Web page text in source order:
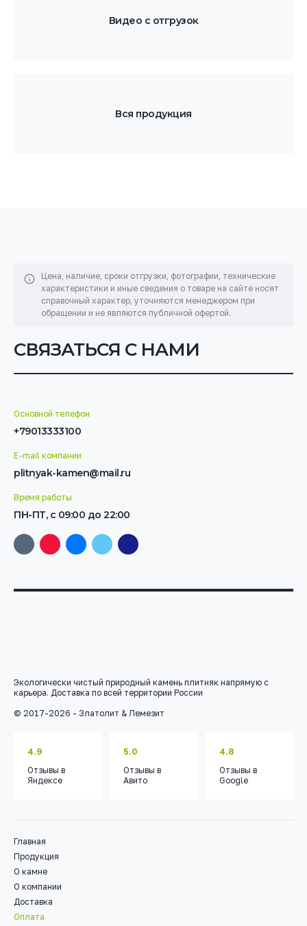
Видео с отгрузок
Вся продукция
Цена, наличие, сроки отгрузки, фотографии, технические
характеристики и иные сведения о товаре на сайте носят
справочный характер, уточняются менеджером при
обращении и не являются публичной офертой.
СВЯЗАТЬСЯ С НАМИ
Основной телефон
+79013333100
E-mail компании
plitnyak-kamen@mail.ru
Время работы
ПН-ПТ, с 09:00 до 22:00
Экологически чистый природный камень плитняк напрямую с
карьера. Доставка по всей территории России
© 2017-2026 - Златолит & Лемезит
4.9
Отзывы в
Яндексе
5.0
Отзывы в
Авито
4.8
Отзывы в
Google
Главная
Продукция
О камне
О компании
Доставка
Оплата